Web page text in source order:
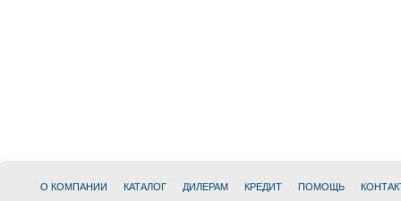
О КОМПАНИИ КАТАЛОГ ДИЛЕРАМ КРЕДИТ ПОМОЩЬ